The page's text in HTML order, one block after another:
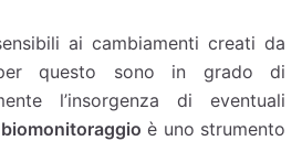
ai cambiamenti creati da
questo sono in grado di
l’insorgenza di eventuali
biomonitoraggio è uno strumento